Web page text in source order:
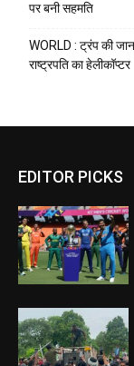
पर बनी सहमति
WORLD : ट्रंप की
राष्ट्रपति का हेलीकॉप्टर
EDITOR PICKS